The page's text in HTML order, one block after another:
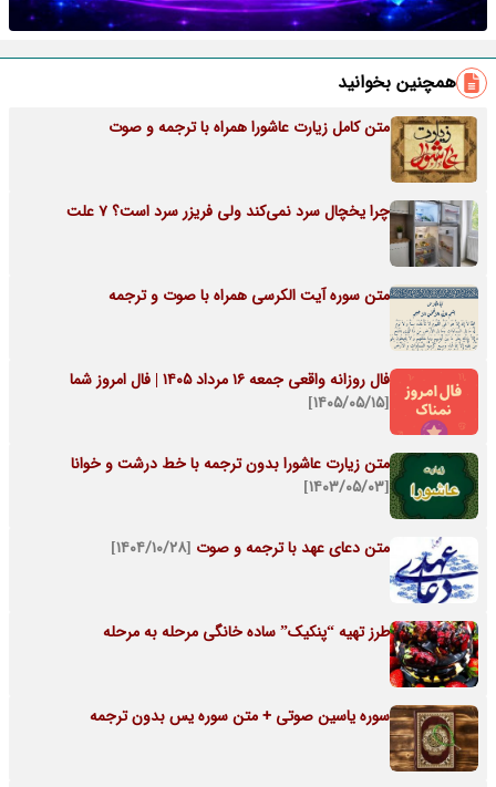
همچنین بخوانید
متن کامل زیارت عاشورا همراه با ترجمه و صوت
چرا یخچال سرد نمی‌کند ولی فریزر سرد است؟ 7 علت
متن سوره آیت الکرسی همراه با صوت و ترجمه
فال روزانه واقعی جمعه ۱۶ مرداد ۱۴۰۵ | فال امروز شما
[۱۴۰۵/۰۵/۱۵]
متن زیارت عاشورا بدون ترجمه با خط درشت و خوانا
[۱۴۰۳/۰۵/۰۳]
متن دعای عهد با ترجمه و صوت [۱۴۰۴/۱۰/۲۸]
طرز تهیه “پنکیک” ساده خانگی مرحله به مرحله
سوره یاسین صوتی + متن سوره یس بدون ترجمه